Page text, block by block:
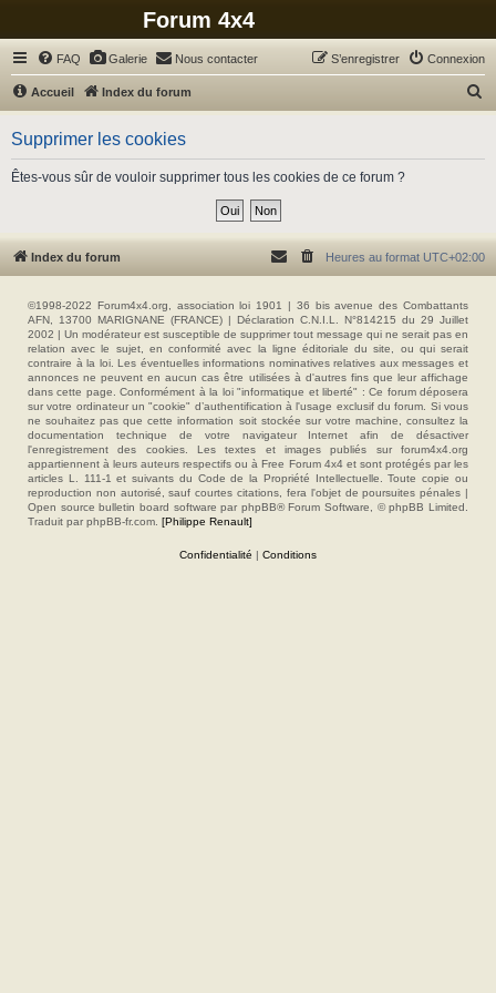
Forum 4x4
FAQ Galerie Nous contacter Connexion
S’enregistrer
Accueil Index du forum
h
Supprimer les cookies
Êtes-vous sûr de vouloir supprimer tous les cookies de ce forum ?
Index du forum Heures au format UTC+02:00
©1998-2022 Forum4x4.org, association loi 1901 | 36 bis avenue des Combattants
AFN, 13700 MARIGNANE (FRANCE) | Déclaration C.N.I.L. N°814215 du 29 Juillet
2002 | Un modérateur est susceptible de supprimer tout message qui ne serait pas en
relation avec le sujet, en conformité avec la ligne éditoriale du site, ou qui serait
contraire à la loi. Les éventuelles informations nominatives relatives aux messages et
annonces ne peuvent en aucun cas être utilisées à d'autres fins que leur affichage
dans cette page. Conformément à la loi "informatique et liberté" : Ce forum déposera
sur votre ordinateur un "cookie" d’authentification à l'usage exclusif du forum. Si vous
ne souhaitez pas que cette information soit stockée sur votre machine, consultez la
documentation technique de votre navigateur Internet afin de désactiver
l'enregistrement des cookies. Les textes et images publiés sur forum4x4.org
appartiennent à leurs auteurs respectifs ou à Free Forum 4x4 et sont protégés par les
articles L. 111-1 et suivants du Code de la Propriété Intellectuelle. Toute copie ou
reproduction non autorisé, sauf courtes citations, fera l'objet de poursuites pénales |
Open source bulletin board software par phpBB® Forum Software, © phpBB Limited.
Traduit par phpBB-fr.com. [Philippe Renault]
Confidentialité | Conditions